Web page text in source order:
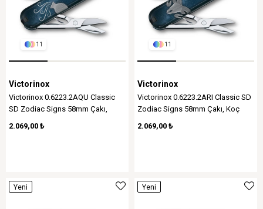
11
Victorinox
Victorinox 0.6223.2AQU Classic
SD Zodiac Signs 58mm Çakı,
Kova Burcu
2.069,00 ₺
11
Victorinox
Victorinox 0.6223.2ARI Classic SD
Zodiac Signs 58mm Çakı, Koç
2.069,00 ₺
Yeni
Yeni